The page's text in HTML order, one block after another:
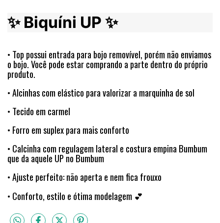
✨ Biquíni UP ✨
• Top possui entrada para bojo removível, porém não enviamos
o bojo. Você pode estar comprando a parte dentro do próprio
produto.
• Alcinhas com elástico para valorizar a marquinha de sol
• Tecido em carmel
• Forro em suplex para mais conforto
• Calcinha com regulagem lateral e costura empina Bumbum
que da aquele UP no Bumbum
• Ajuste perfeito: não aperta e nem fica frouxo
• Conforto, estilo e ótima modelagem 💕